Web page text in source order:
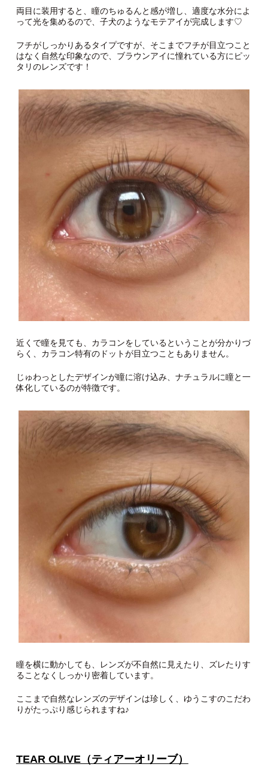
両目に装用すると、瞳のちゅるんと感が増し、適度な水分によ
って光を集めるので、子犬のようなモテアイが完成します♡
フチがしっかりあるタイプですが、そこまでフチが目立つこと
はなく自然な印象なので、ブラウンアイに憧れている方にピッ
タリのレンズです！
近くで瞳を見ても、カラコンをしているということが分かりづ
らく、カラコン特有のドットが目立つこともありません。
じゅわっとしたデザインが瞳に溶け込み、ナチュラルに瞳と一
体化しているのが特徴です。
瞳を横に動かしても、レンズが不自然に見えたり、ズレたりす
ることなくしっかり密着しています。
ここまで自然なレンズのデザインは珍しく、ゆうこすのこだわ
りがたっぷり感じられますね♪
TEAR OLIVE（ティアーオリーブ）